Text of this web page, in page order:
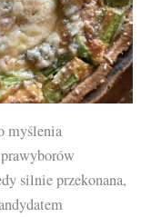
myślenia
silnie przekonana,